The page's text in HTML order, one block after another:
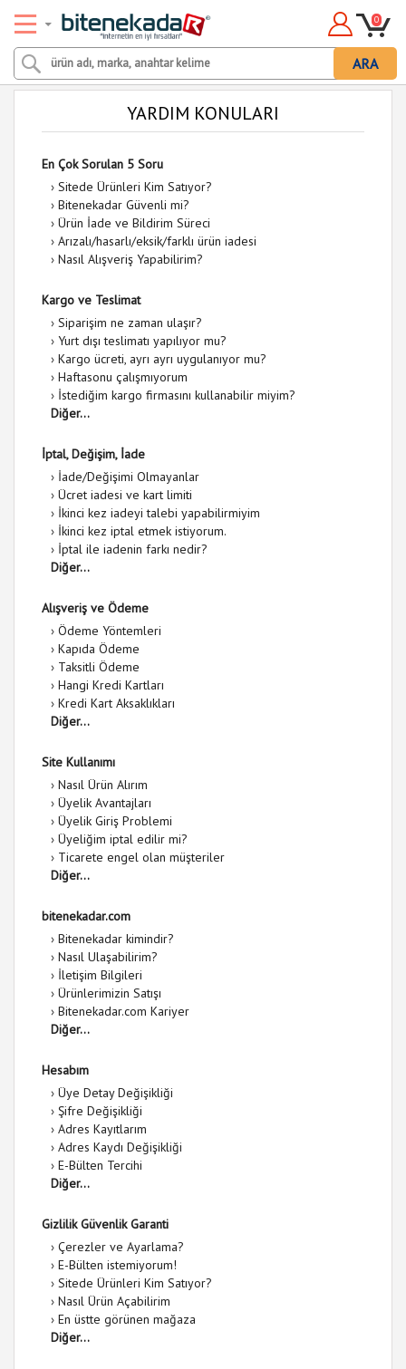
ARA
0
YARDIM KONULARI
En Çok Sorulan 5 Soru
› Sitede Ürünleri Kim Satıyor?
› Bitenekadar Güvenli mi?
› Ürün İade ve Bildirim Süreci
› Arızalı/hasarlı/eksik/farklı ürün iadesi
› Nasıl Alışveriş Yapabilirim?
Kargo ve Teslimat
› Siparişim ne zaman ulaşır?
› Yurt dışı teslimatı yapılıyor mu?
› Kargo ücreti, ayrı ayrı uygulanıyor mu?
› Haftasonu çalışmıyorum
› İstediğim kargo firmasını kullanabilir miyim?
Diğer...
İptal, Değişim, İade
› İade/Değişimi Olmayanlar
› Ücret iadesi ve kart limiti
› İkinci kez iadeyi talebi yapabilirmiyim
› İkinci kez iptal etmek istiyorum.
› İptal ile iadenin farkı nedir?
Diğer...
Alışveriş ve Ödeme
› Ödeme Yöntemleri
› Kapıda Ödeme
› Taksitli Ödeme
› Hangi Kredi Kartları
› Kredi Kart Aksaklıkları
Diğer...
Site Kullanımı
› Nasıl Ürün Alırım
› Üyelik Avantajları
› Üyelik Giriş Problemi
› Üyeliğim iptal edilir mi?
› Ticarete engel olan müşteriler
Diğer...
bitenekadar.com
› Bitenekadar kimindir?
› Nasıl Ulaşabilirim?
› İletişim Bilgileri
› Ürünlerimizin Satışı
› Bitenekadar.com Kariyer
Diğer...
Hesabım
› Üye Detay Değişikliği
› Şifre Değişikliği
› Adres Kayıtlarım
› Adres Kaydı Değişikliği
› E-Bülten Tercihi
Diğer...
Gizlilik Güvenlik Garanti
› Çerezler ve Ayarlama?
› E-Bülten istemiyorum!
› Sitede Ürünleri Kim Satıyor?
› Nasıl Ürün Açabilirim
› En üstte görünen mağaza
Diğer...